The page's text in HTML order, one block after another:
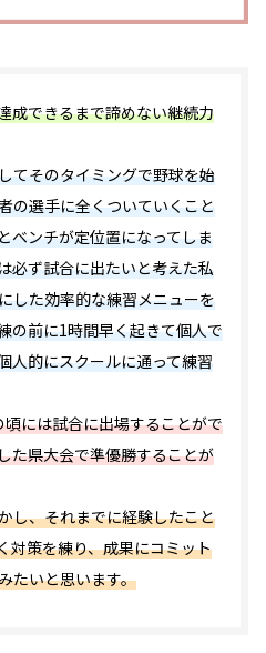
成できるまで諦めない継続力
てそのタイミングで野球を始
の選手に全くついていくこと
ベンチが定位置になってしま
必ず試合に出たいと考えた私
した効率的な練習メニューを
の前に1時間早く起きて個人で
人的にスクールに通って練習
には試合に出場することがで
た県大会で準優勝することが
し、それまでに経験したこと
対策を練り、成果にコミット
たいと思います。